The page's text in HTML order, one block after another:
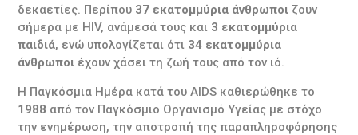
δεκαετίες. Περίπου 37 εκατομμύρια άνθρωποι ζουν
σήμερα με HIV, ανάμεσά τους και 3 εκατομμύρια
παιδιά, ενώ υπολογίζεται ότι 34 εκατομμύρια
άνθρωποι έχουν χάσει τη ζωή τους από τον ιό.
Η Παγκόσμια Ημέρα κατά του AIDS καθιερώθηκε το
1988 από τον Παγκόσμιο Οργανισμό Υγείας με στόχο
την ενημέρωση, την αποτροπή της παραπληροφόρησης